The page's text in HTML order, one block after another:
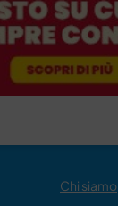
Chi siamo